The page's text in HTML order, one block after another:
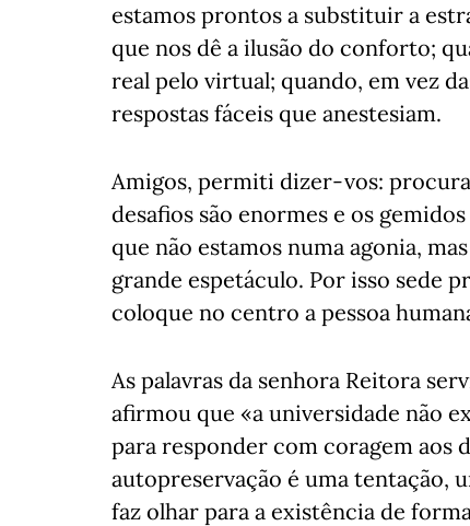
estamos prontos a substituir a
que nos dê a ilusão do conforto;
real pelo virtual; quando, em vez
respostas fáceis que anestesiam.
Amigos, permiti dizer-vos:
desafios são enormes e os
que não estamos numa agonia,
grande espetáculo. Por isso sede
coloque no centro a pessoa
As palavras da senhora Reitora
afirmou que «a universidade não
para responder com coragem aos
autopreservação é uma tentação,
faz olhar para a existência de